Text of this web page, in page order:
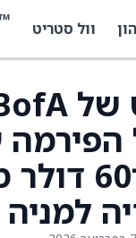
וול סטריט
למניה